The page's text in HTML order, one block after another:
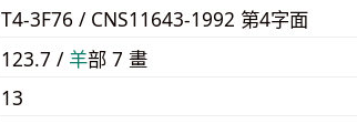
T4-3F76 / CNS11643-1992 第4字面
123.7 / ⽺部 7 畫
13